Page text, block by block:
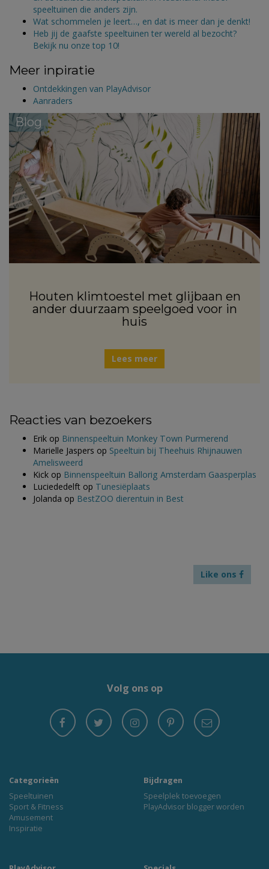
speeltuinen die anders zijn.
Wat schommelen je leert…, en dat is meer dan je denkt!
Heb jij de gaafste speeltuinen ter wereld al bezocht?
Bekijk nu onze top 10!
Meer inpiratie
Ontdekkingen van PlayAdvisor
Aanraders
Blog
Houten klimtoestel met glijbaan en
ander duurzaam speelgoed voor in
huis
Lees meer
Reacties van bezoekers
Erik op Binnenspeeltuin Monkey Town Purmerend
Marielle Jaspers op Speeltuin bij Theehuis Rhijnauwen
Amelisweerd
Kick op Binnenspeeltuin Ballorig Amsterdam Gaasperplas
Luciededelft op Tunesiëplaats
Jolanda op BestZOO dierentuin in Best
Like ons
Volg ons op
Categorieën
Speeltuinen
Sport & Fitness
Amusement
Inspiratie
Bijdragen
Speelplek toevoegen
PlayAdvisor blogger worden